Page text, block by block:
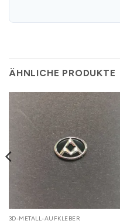
ÄHNLICHE PRODUKTE
3D-METALL-AUFKLEBER